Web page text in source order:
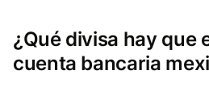
¿Qué divisa hay que
cuenta bancaria